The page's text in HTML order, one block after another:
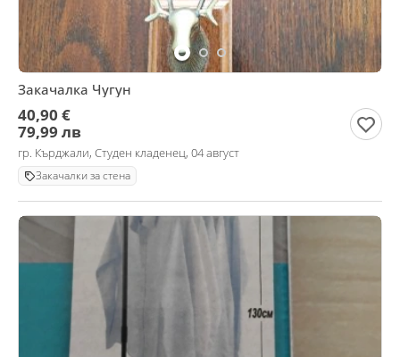
Закачалка Чугун
40,90 €
79,99 лв
гр. Кърджали, Студен кладенец, 04 август
Закачалки за стена